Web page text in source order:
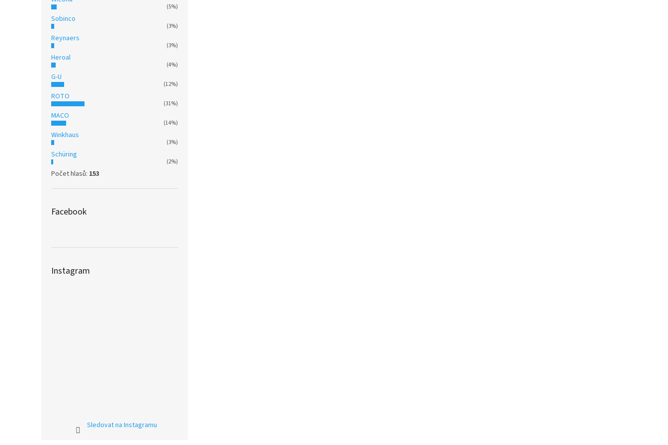
(5%)
Sobinco
(3%)
Reynaers
(3%)
Heroal
(4%)
G-U
(12%)
ROTO
(31%)
MACO
(14%)
Winkhaus
(3%)
Schüring
(2%)
Počet hlasů: 153
Facebook
Instagram
Sledovat na Instagramu